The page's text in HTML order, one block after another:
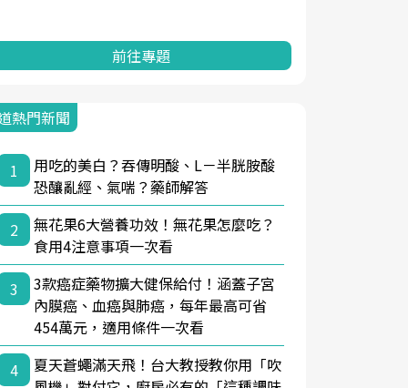
前往專題
熱門新聞
1
用吃的美白？吞傳明酸、L－半胱胺酸
恐釀亂經、氣喘？藥師解答
2
無花果6大營養功效！無花果怎麼吃？
食用4注意事項一次看
3
3款癌症藥物擴大健保給付！涵蓋子宮
內膜癌、血癌與肺癌，每年最高可省
454萬元，適用條件一次看
4
夏天蒼蠅滿天飛！台大教授教你用「吹